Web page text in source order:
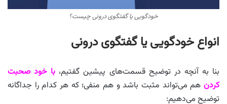
خودگویی یا گفتگوی درونی چیست؟
انواع خودگویی یا گفتگوی درونی
بنا به آنچه در توضیح قسمت‌های پیشین گفتیم، با خود صحبت
کردن هم می‌تواند مثبت باشد و هم منفی؛ که هر کدام را جداگانه
توضیح می‌دهیم: